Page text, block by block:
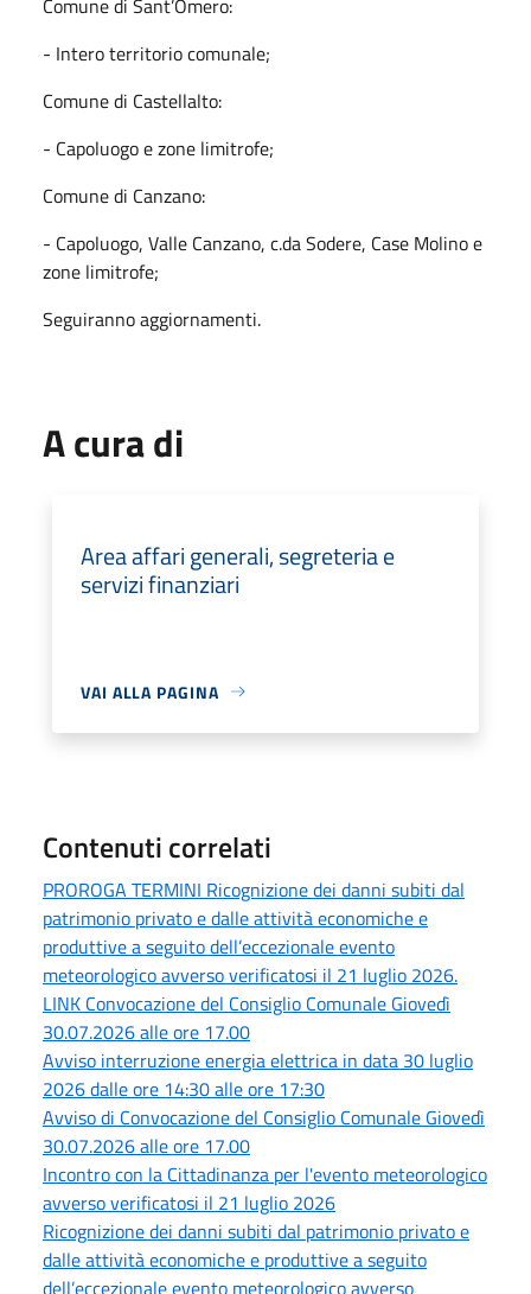
- Intero territorio comunale;
Comune di Castellalto:
- Capoluogo e zone limitrofe;
Comune di Canzano:
- Capoluogo, Valle Canzano, c.da Sodere, Case Molino e
zone limitrofe;
Seguiranno aggiornamenti.
A cura di
Area affari generali, segreteria e
servizi finanziari
VAI ALLA PAGINA
Contenuti correlati
PROROGA TERMINI Ricognizione dei danni subiti dal
patrimonio privato e dalle attività economiche e
produttive a seguito dell’eccezionale evento
meteorologico avverso verificatosi il 21 luglio 2026.
LINK Convocazione del Consiglio Comunale Giovedì
30.07.2026 alle ore 17.00
Avviso interruzione energia elettrica in data 30 luglio
2026 dalle ore 14:30 alle ore 17:30
Avviso di Convocazione del Consiglio Comunale Giovedì
30.07.2026 alle ore 17.00
Incontro con la Cittadinanza per l'evento meteorologico
avverso verificatosi il 21 luglio 2026
Ricognizione dei danni subiti dal patrimonio privato e
dalle attività economiche e produttive a seguito
dell’eccezionale evento meteorologico avverso